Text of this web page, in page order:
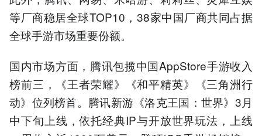
等厂商稳居全球TOP10，38家中国厂商共同占据
全球手游市场重要份额。
国内市场方面，腾讯包揽中国AppStore手游收入
榜前三，《王者荣耀》《和平精英》《三角洲行
动》位列榜首。腾讯新游《洛克王国：世界》3月
中下旬上线，依托经典IP与开放世界玩法，上线